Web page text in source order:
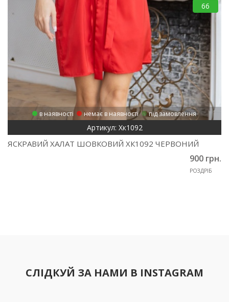
66
в наявності немає в наявності під замовлення
Артикул: Хк1092
ЯСКРАВИЙ ХАЛАТ ШОВКОВИЙ ХК1092 ЧЕРВОНИЙ
900 грн.
РОЗДРІБ
СЛІДКУЙ ЗА НАМИ В INSTAGRAM